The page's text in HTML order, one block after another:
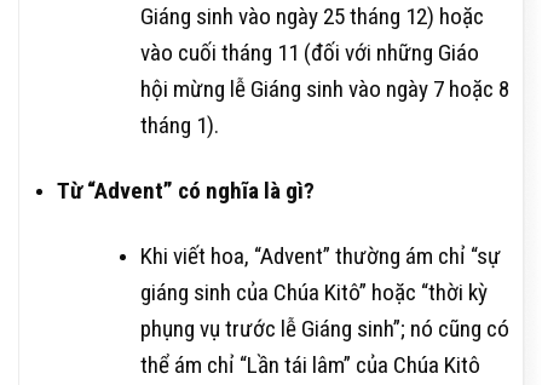
Giáng sinh vào ngày 25 tháng 12) hoặc
vào cuối tháng 11 (đối với những Giáo
hội mừng lễ Giáng sinh vào ngày 7 hoặc 8
tháng 1).
Từ “Advent” có nghĩa là gì?
Khi viết hoa, “Advent” thường ám chỉ “sự
giáng sinh của Chúa Kitô” hoặc “thời kỳ
phụng vụ trước lễ Giáng sinh”; nó cũng có
thể ám chỉ “Lần tái lâm” của Chúa Kitô